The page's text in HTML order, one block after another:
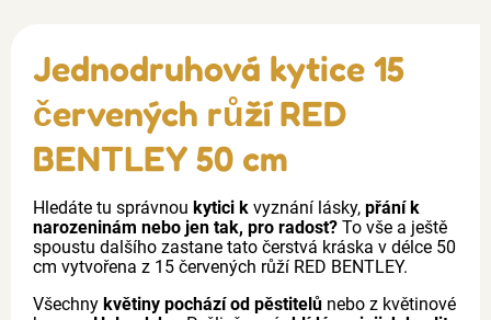
Jednodruhová kytice 15
červených růží RED
BENTLEY 50 cm
Hledáte tu správnou kytici k vyznání lásky, přání k
narozeninám nebo jen tak, pro radost? To vše a ještě
spoustu dalšího zastane tato čerstvá kráska v délce 50
cm vytvořena z 15 červených růží RED BENTLEY.
Všechny květiny pochází od pěstitelů nebo z květinové